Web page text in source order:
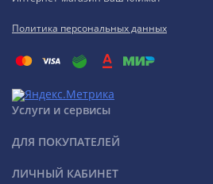
Политика персональных данных
Услуги и сервисы
ДЛЯ ПОКУПАТЕЛЕЙ
ЛИЧНЫЙ КАБИНЕТ